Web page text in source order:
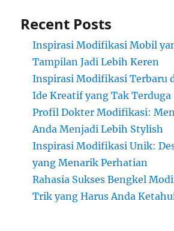
Recent Posts
Inspirasi Modifikasi Mobil
Tampilan Jadi Lebih Keren
Inspirasi Modifikasi Terbaru
Ide Kreatif yang Tak Terduga
Profil Dokter Modifikasi:
Anda Menjadi Lebih Stylish
Inspirasi Modifikasi Unik:
yang Menarik Perhatian
Rahasia Sukses Bengkel
Trik yang Harus Anda